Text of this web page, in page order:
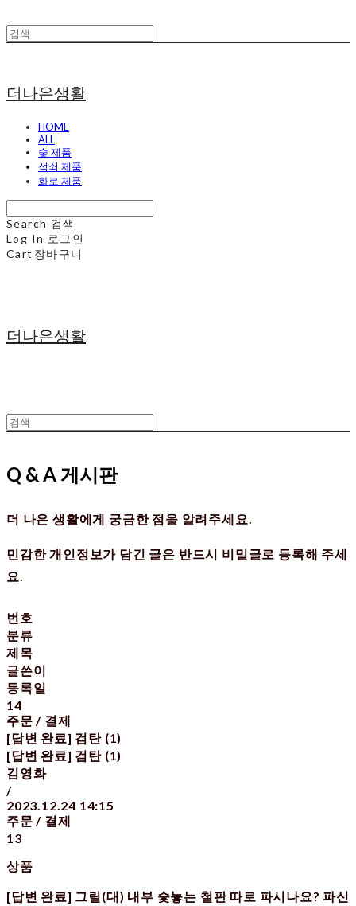
더나은생활
HOME
ALL
숯 제품
석쇠 제품
화로 제품
Search 검색
Log In 로그인
Cart 장바구니
더나은생활
Q & A 게시판
더 나은 생활에게 궁금한 점을 알려주세요.
민감한 개인정보가 담긴 글은 반드시 비밀글로 등록해 주세
요.
번호
분류
제목
글쓴이
등록일
14
주문 / 결제
[답변 완료] 검탄 (1)
[답변 완료] 검탄 (1)
김영화
/
2023.12.24 14:15
주문 / 결제
13
상품
[답변 완료] 그릴(대) 내부 숯놓는 철판 따로 파시나요? 파신